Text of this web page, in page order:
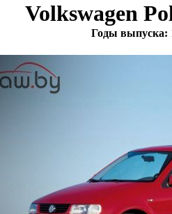
Volkswagen
Годы выпуска: